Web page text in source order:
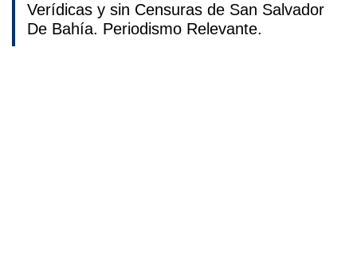
Verídicas y sin Censuras de San Salvador
De Bahía. Periodismo Relevante.